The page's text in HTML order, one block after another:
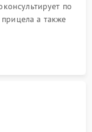
по
а также